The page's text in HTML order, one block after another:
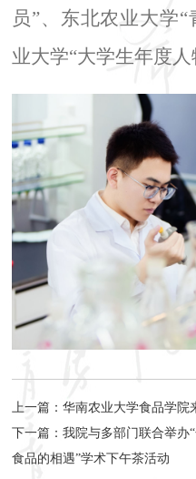
员”、东北农业大学“
业大学“大学生年度人
上一篇：华南农业大学食品学院
下一篇：我院与多部门联合举
食品的相遇”学术下午茶活动